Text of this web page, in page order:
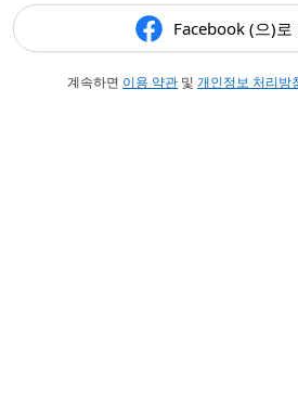
Facebook (으)로
계속하면 이용 약관 및 개인정보 처리방